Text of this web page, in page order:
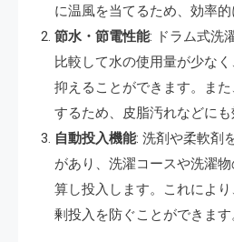
に温風を当てるため、効率的
節水・節電性能: ドラム式洗
比較して水の使用量が少な
抑えることができます。ま
するため、皮脂汚れなどにも
自動投入機能: 洗剤や柔軟剤
があり、洗濯コースや洗濯
算し投入します。これによ
剰投入を防ぐことができます